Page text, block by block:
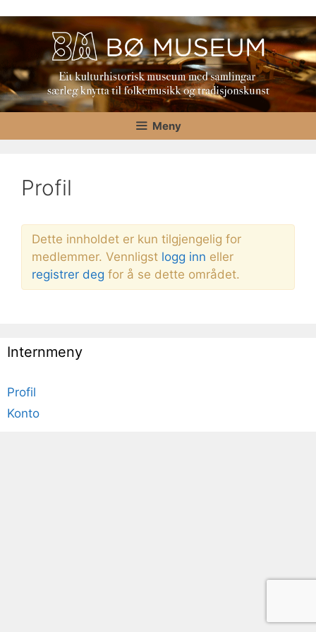
til
innhold
Meny
Profil
Dette innholdet er kun tilgjengelig for
medlemmer. Vennligst logg inn eller
registrer deg for å se dette området.
Internmeny
Profil
Konto